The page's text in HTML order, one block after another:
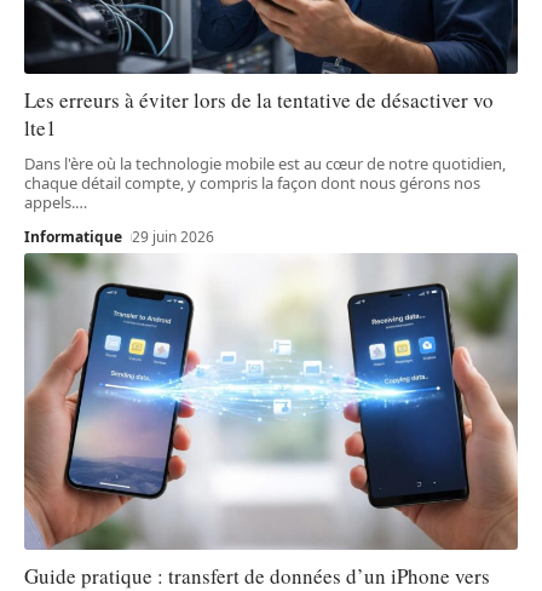
Les erreurs à éviter lors de la tentative de désactiver vo
lte1
Dans l'ère où la technologie mobile est au cœur de notre quotidien,
chaque détail compte, y compris la façon dont nous gérons nos
appels.…
Informatique 29 juin 2026
Guide pratique : transfert de données d’un iPhone vers